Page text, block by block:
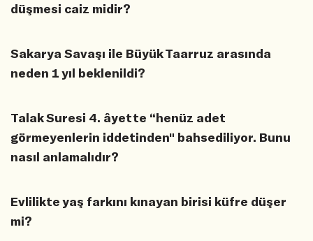
düşmesi caiz midir?
Sakarya Savaşı ile Büyük Taarruz arasında
neden 1 yıl beklenildi?
Talak Suresi 4. âyette “henüz adet
görmeyenlerin iddetinden" bahsediliyor. Bunu
nasıl anlamalıdır?
Evlilikte yaş farkını kınayan birisi küfre düşer
mi?